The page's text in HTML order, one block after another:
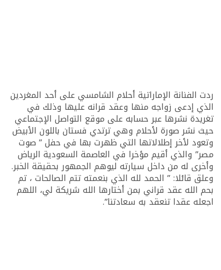
ردت الفنانة الإماراتية أحلام الشامسي على أحد المغردين
الذي إدعى زواجه منها وعقد قرانه عليها وذلك في
تغريدة نشرها عبر حسابه على موقع التواصل الإجتماعي
حيث نشر صورة لأحلام وهي ترتدي فستان باللون الأبيض
وتعود لأخر إطلالاتها التي ظهرت بها في حفل ” صوت
مصر” والذي أقيم مؤخرا في العاصمة السعودية الرياض
وأخرى له من داخل سيارته ليوهم الجمهور بحقيقة الخبر.
وعلق قائلا: ” الحمد لله الذي بنعمته تتم الصالحات ، تم
بحم الله عقد قراني بمن أختارها الله شريكة لي، اللهم
اجعله عقدا تنعقد به سعادتنا”.